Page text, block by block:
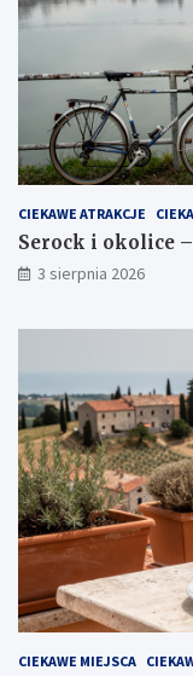
CIEKAWE ATRAKCJE
Serock i okolice
3 sierpnia 2026
CIEKAWE MIEJSCA